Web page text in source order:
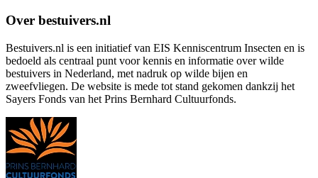
Over bestuivers.nl
Bestuivers.nl is een initiatief van EIS Kenniscentrum Insecten en is
bedoeld als centraal punt voor kennis en informatie over wilde
bestuivers in Nederland, met nadruk op wilde bijen en
zweefvliegen. De website is mede tot stand gekomen dankzij het
Sayers Fonds van het Prins Bernhard Cultuurfonds.